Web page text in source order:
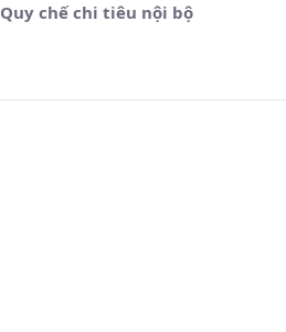
Quy chế chi tiêu nội bộ